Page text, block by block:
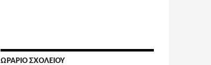
ΩΡΆΡΙΟ ΣΧΟΛΕΊΟΥ